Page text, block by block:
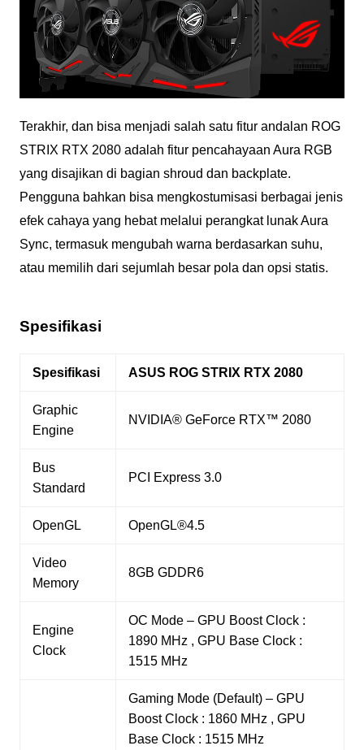
Terakhir, dan bisa menjadi salah satu fitur andalan ROG
STRIX RTX 2080 adalah fitur pencahayaan Aura RGB
yang disajikan di bagian shroud dan backplate.
Pengguna bahkan bisa mengkostumisasi berbagai jenis
efek cahaya yang hebat melalui perangkat lunak Aura
Sync, termasuk mengubah warna berdasarkan suhu,
atau memilih dari sejumlah besar pola dan opsi statis.
Spesifikasi
Spesifikasi ASUS ROG STRIX RTX 2080
Graphic
Engine
NVIDIA® GeForce RTX™ 2080
Bus
Standard
PCI Express 3.0
OpenGL OpenGL®4.5
Video
Memory
8GB GDDR6
Engine
Clock
OC Mode – GPU Boost Clock :
1890 MHz , GPU Base Clock :
1515 MHz
Gaming Mode (Default) – GPU
Boost Clock : 1860 MHz , GPU
Base Clock : 1515 MHz